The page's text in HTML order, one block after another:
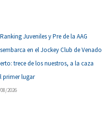
Juveniles y Pre de la AAG
en el Jockey Club de Venado
trece de los nuestros, a la caza
primer lugar
2026